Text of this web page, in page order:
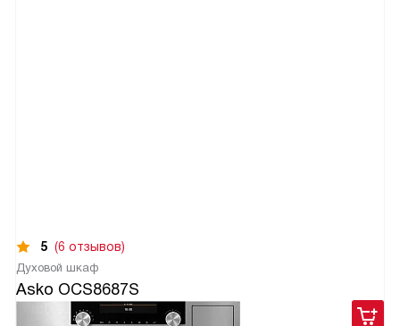
5 (6 отзывов)
Духовой шкаф
Asko OCS8687S
179 900руб.